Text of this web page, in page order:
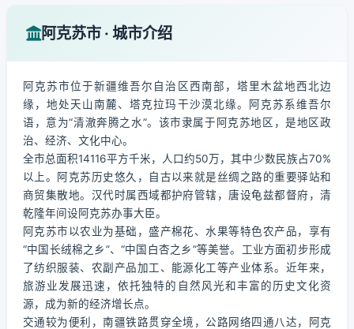
阿克苏市 · 城市介绍
阿克苏市位于新疆维吾尔自治区西南部，塔里木盆地西北边
缘，地处天山南麓、塔克拉玛干沙漠北缘。阿克苏系维吾尔
语，意为“清澈奔腾之水”。该市隶属于阿克苏地区，是地区政
治、经济、文化中心。
全市总面积14116平方千米，人口约50万，其中少数民族占70%
以上。阿克苏历史悠久，自古以来就是丝绸之路的重要驿站和
商贸集散地。汉代时属西域都护府管辖，唐设龟兹都督府，清
乾隆年间设阿克苏办事大臣。
阿克苏市以农业为基础，盛产棉花、水果等特色农产品，享有
“中国长绒棉之乡”、“中国白杏之乡”等美誉。工业方面初步形成
了纺织服装、农副产品加工、能源化工等产业体系。近年来，
旅游业发展迅速，依托独特的自然风光和丰富的历史文化资
源，成为新的经济增长点。
交通较为便利，南疆铁路贯穿全境，公路网络四通八达，阿克